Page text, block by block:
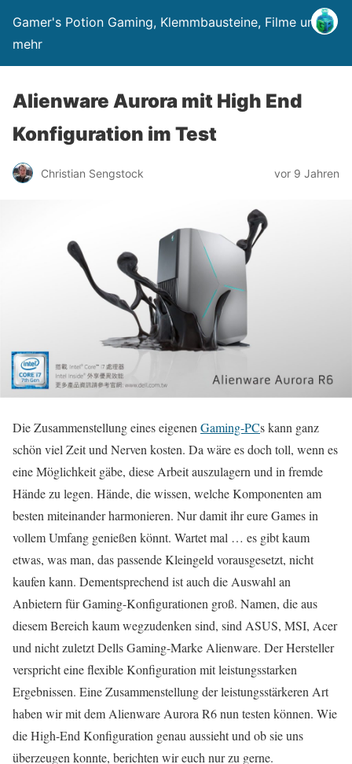
Gamer's Potion Gaming, Klemmbausteine, Filme und
mehr
Alienware Aurora mit High End
Konfiguration im Test
Christian Sengstock vor 9 Jahren
Die Zusammenstellung eines eigenen Gaming-PCs kann ganz
schön viel Zeit und Nerven kosten. Da wäre es doch toll, wenn es
eine Möglichkeit gäbe, diese Arbeit auszulagern und in fremde
Hände zu legen. Hände, die wissen, welche Komponenten am
besten miteinander harmonieren. Nur damit ihr eure Games in
vollem Umfang genießen könnt. Wartet mal … es gibt kaum
etwas, was man, das passende Kleingeld vorausgesetzt, nicht
kaufen kann. Dementsprechend ist auch die Auswahl an
Anbietern für Gaming-Konfigurationen groß. Namen, die aus
diesem Bereich kaum wegzudenken sind, sind ASUS, MSI, Acer
und nicht zuletzt Dells Gaming-Marke Alienware. Der Hersteller
verspricht eine flexible Konfiguration mit leistungsstarken
Ergebnissen. Eine Zusammenstellung der leistungsstärkeren Art
haben wir mit dem Alienware Aurora R6 nun testen können. Wie
die High-End Konfiguration genau aussieht und ob sie uns
überzeugen konnte, berichten wir euch nur zu gerne.